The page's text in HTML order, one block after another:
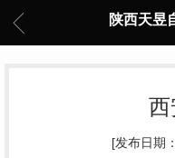
陕西天昱
西
[发布日期